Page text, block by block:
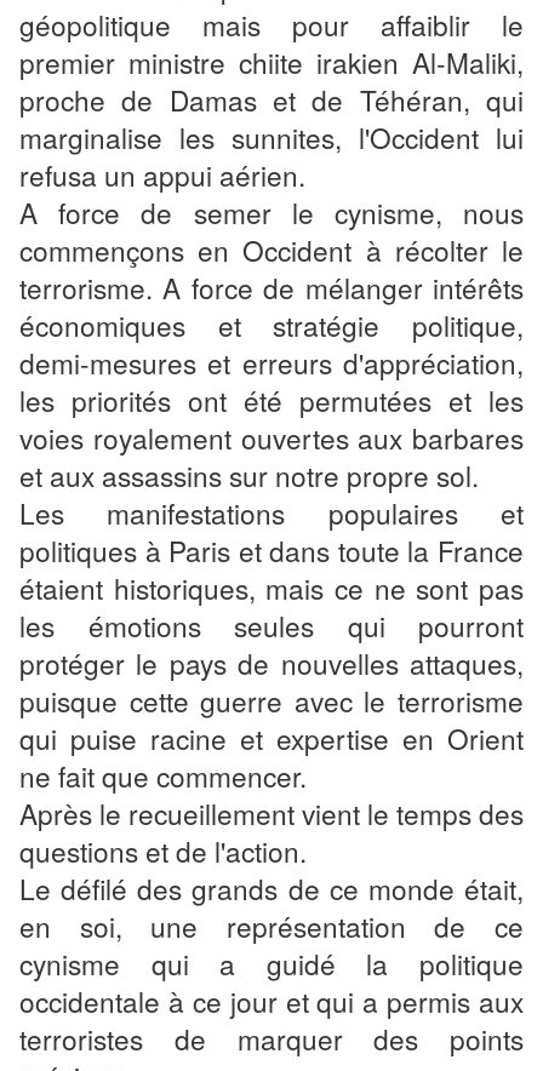
géopolitique mais pour affaiblir le
premier ministre chiite irakien Al-Maliki,
proche de Damas et de Téhéran, qui
marginalise les sunnites, l'Occident lui
refusa un appui aérien.
A force de semer le cynisme, nous
commençons en Occident à récolter le
terrorisme. A force de mélanger intérêts
économiques et stratégie politique,
demi-mesures et erreurs d'appréciation,
les priorités ont été permutées et les
voies royalement ouvertes aux barbares
et aux assassins sur notre propre sol.
Les manifestations populaires et
politiques à Paris et dans toute la France
étaient historiques, mais ce ne sont pas
les émotions seules qui pourront
protéger le pays de nouvelles attaques,
puisque cette guerre avec le terrorisme
qui puise racine et expertise en Orient
ne fait que commencer.
Après le recueillement vient le temps des
questions et de l'action.
Le défilé des grands de ce monde était,
en soi, une représentation de ce
cynisme qui a guidé la politique
occidentale à ce jour et qui a permis aux
terroristes de marquer des points